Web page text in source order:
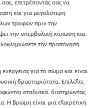
επιτρέποντάς σας να
και για μεγαλύτερη
τροφών πριν την
την υπερβολική κόπωση και
την προπόνησή
για το σώμα και είναι
δραστηριότητα. Επιλέξτε
σταδιακά, διατηρώντας
Η βρώμη είναι μια εξαιρετική